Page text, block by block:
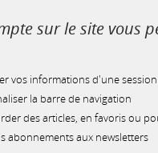
sur le site vous
vos informations d'une
la barre de navigation
des articles, en favoris ou
abonnements aux newsletters